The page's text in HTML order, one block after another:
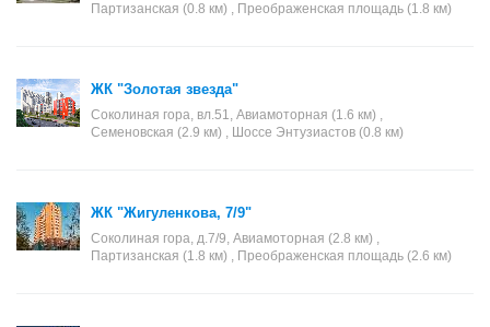
Партизанская (0.8 км) , Преображенская площадь (1.8 км)
ЖК "Золотая звезда"
Соколиная гора, вл.51, Авиамоторная (1.6 км) ,
Семеновская (2.9 км) , Шоссе Энтузиастов (0.8 км)
ЖК "Жигуленкова, 7/9"
Соколиная гора, д.7/9, Авиамоторная (2.8 км) ,
Партизанская (1.8 км) , Преображенская площадь (2.6 км)